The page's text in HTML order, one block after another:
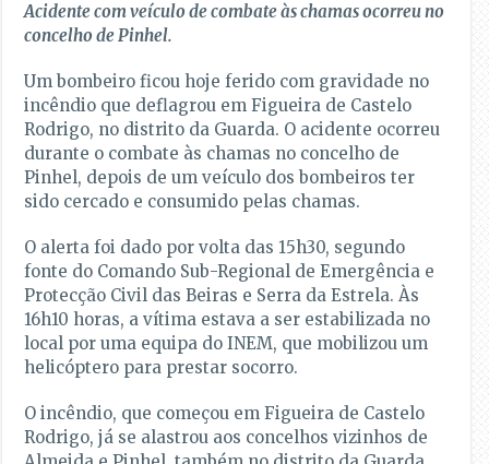
Acidente com veículo de combate às chamas ocorreu no
concelho de Pinhel.
Um bombeiro ficou hoje ferido com gravidade no
incêndio que deflagrou em Figueira de Castelo
Rodrigo, no distrito da Guarda. O acidente ocorreu
durante o combate às chamas no concelho de
Pinhel, depois de um veículo dos bombeiros ter
sido cercado e consumido pelas chamas.
O alerta foi dado por volta das 15h30, segundo
fonte do Comando Sub-Regional de Emergência e
Protecção Civil das Beiras e Serra da Estrela. Às
16h10 horas, a vítima estava a ser estabilizada no
local por uma equipa do INEM, que mobilizou um
helicóptero para prestar socorro.
O incêndio, que começou em Figueira de Castelo
Rodrigo, já se alastrou aos concelhos vizinhos de